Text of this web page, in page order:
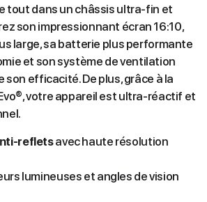
tout dans un châssis ultra-fin et
son impressionnant écran 16:10,
large, sa batterie plus performante
et son système de ventilation
son efficacité. De plus, grâce à la
votre appareil est ultra-réactif et
refletsavec haute résolution
lumineuses et angles de vision